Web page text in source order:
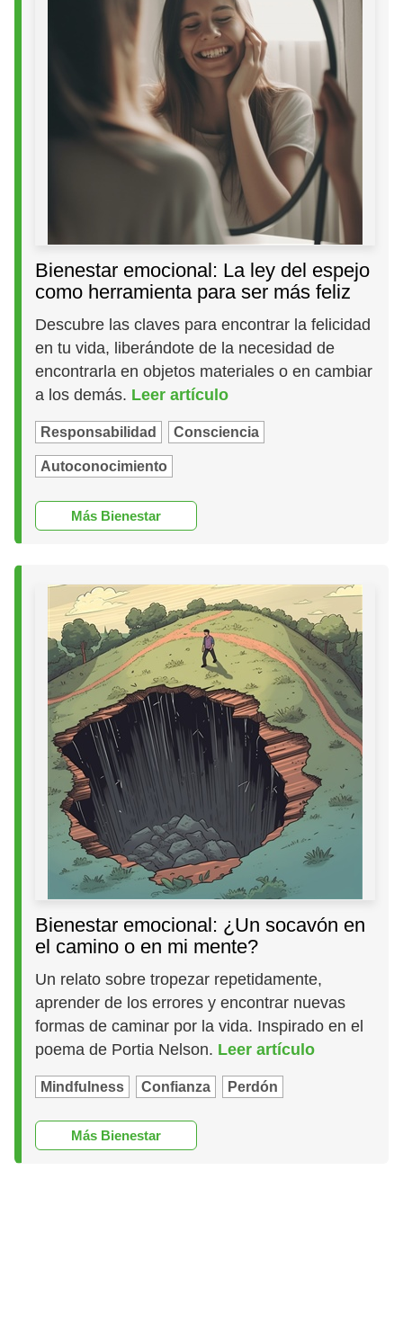
Bienestar emocional: La ley del espejo
como herramienta para ser más feliz
Descubre las claves para encontrar la felicidad
en tu vida, liberándote de la necesidad de
encontrarla en objetos materiales o en cambiar
a los demás. Leer artículo
Responsabilidad Consciencia
Autoconocimiento
Más Bienestar
Bienestar emocional: ¿Un socavón en
el camino o en mi mente?
Un relato sobre tropezar repetidamente,
aprender de los errores y encontrar nuevas
formas de caminar por la vida. Inspirado en el
poema de Portia Nelson. Leer artículo
Mindfulness Confianza Perdón
Más Bienestar